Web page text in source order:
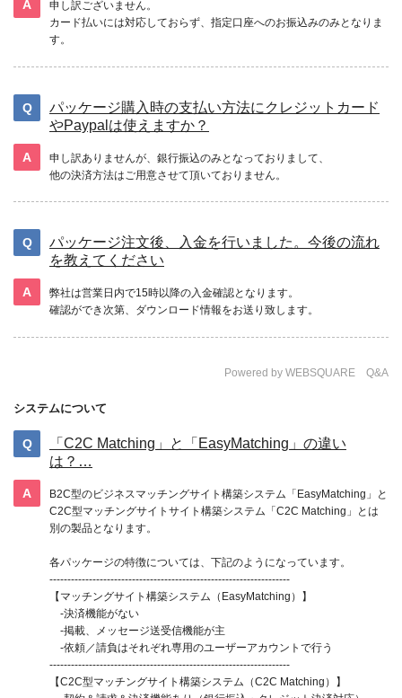
申し訳ございません。
カード払いには対応しておらず、指定口座へのお振込みのみとなりま
す。
パッケージ購入時の支払い方法にクレジットカード
やPaypalは使えますか？
申し訳ありませんが、銀行振込のみとなっておりまして、
他の決済方法はご用意させて頂いておりません。
パッケージ注文後、入金を行いました。今後の流れ
を教えてください
弊社は営業日内で15時以降の入金確認となります。
確認ができ次第、ダウンロード情報をお送り致します。
Powered by WEBSQUARE Q&A
システムについて
「C2C Matching」と「EasyMatching」の違い
は？…
B2C型のビジネスマッチングサイト構築システム「EasyMatching」と
C2C型マッチングサイトサイト構築システム「C2C Matching」とは
別の製品となります。
各パッケージの特徴については、下記のようになっています。
-------------------------------------------------------------------
【マッチングサイト構築システム（EasyMatching）】
‐決済機能がない
‐掲載、メッセージ送受信機能が主
‐依頼／請負はそれぞれ専用のユーザーアカウントで行う
-------------------------------------------------------------------
【C2C型マッチングサイト構築システム（C2C Matching）】